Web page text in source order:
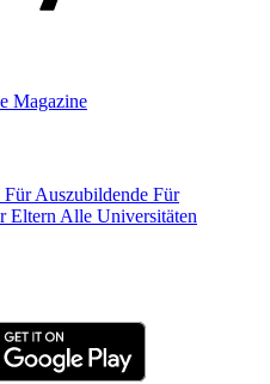
Magazine
Für Auszubildende Für
Eltern Alle Universitäten